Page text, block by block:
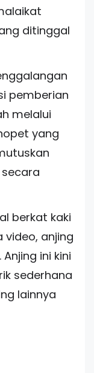
ditinggal
pemberian
melalui
yang
berkat kaki
anjing
ini kini
sederhana
lainnya